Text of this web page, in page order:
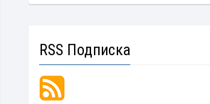
RSS Подписка